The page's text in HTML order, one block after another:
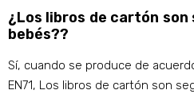
¿Los libros de cartón son
bebés??
Sí, cuando se produce de
EN71, Los libros de cartón son